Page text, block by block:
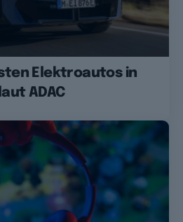
Elektroautos in
ADAC